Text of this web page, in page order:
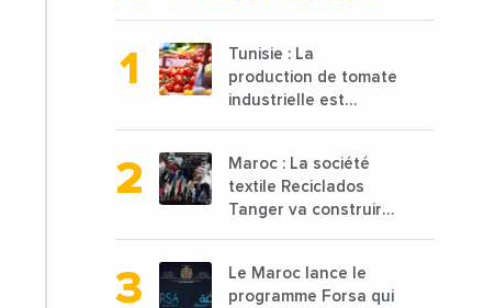
Tunisie : La
production de tomate
industrielle est
baisse de 15%
Maroc : La société
textile Reciclados
Tanger va construire
traiter les déchets
textiles
Le Maroc lance le
programme Forsa qui